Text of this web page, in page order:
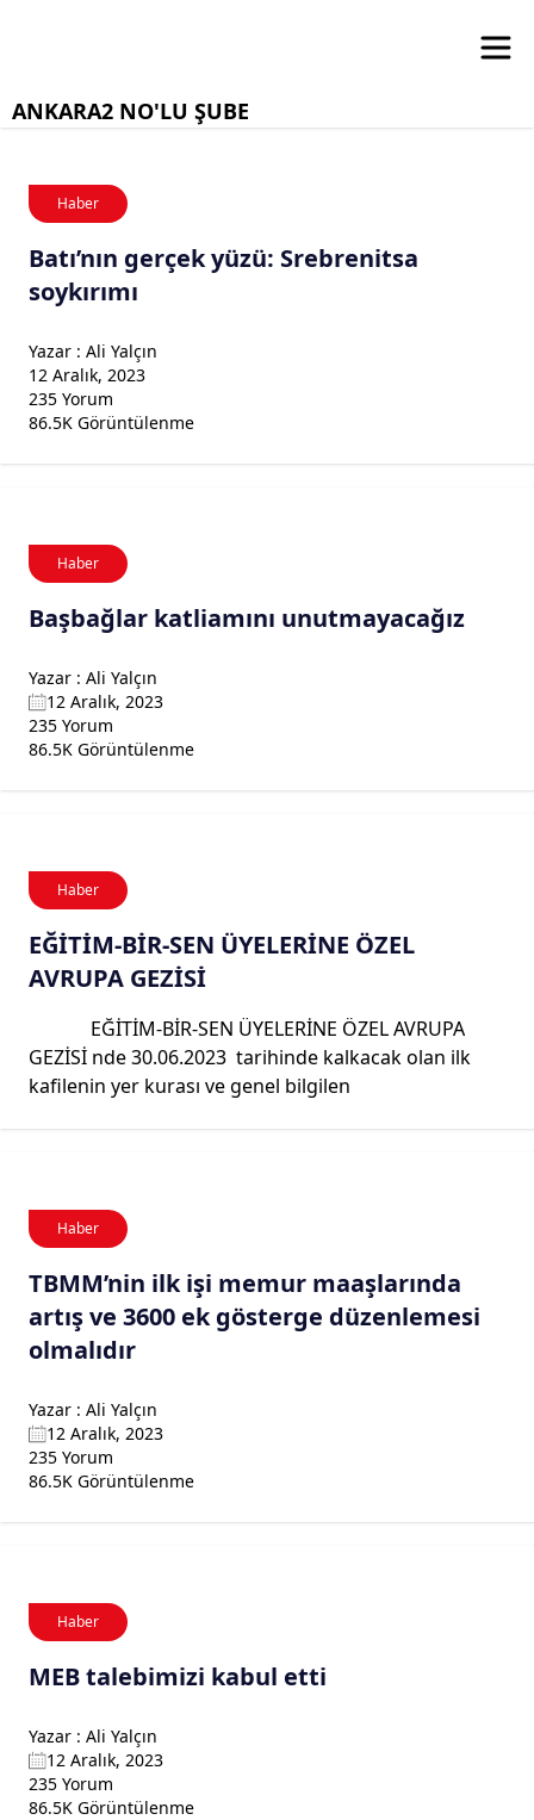
ANKARA2 NO'LU ŞUBE
Haber
Batı’nın gerçek yüzü: Srebrenitsa
soykırımı
Yazar : Ali Yalçın
12 Aralık, 2023
235 Yorum
86.5K Görüntülenme
Haber
Başbağlar katliamını unutmayacağız
Yazar : Ali Yalçın
12 Aralık, 2023
235 Yorum
86.5K Görüntülenme
Haber
EĞİTİM-BİR-SEN ÜYELERİNE ÖZEL
AVRUPA GEZİSİ
EĞİTİM-BİR-SEN ÜYELERİNE ÖZEL AVRUPA
GEZİSİ nde 30.06.2023 tarihinde kalkacak olan ilk
kafilenin yer kurası ve genel bilgilen
Haber
TBMM’nin ilk işi memur maaşlarında
artış ve 3600 ek gösterge düzenlemesi
olmalıdır
Yazar : Ali Yalçın
12 Aralık, 2023
235 Yorum
86.5K Görüntülenme
Haber
MEB talebimizi kabul etti
Yazar : Ali Yalçın
12 Aralık, 2023
235 Yorum
86.5K Görüntülenme